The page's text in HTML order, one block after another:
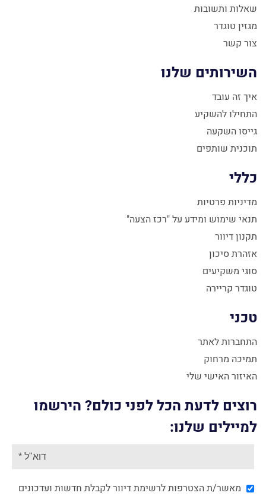
שאלות ותשובות
מגזין טוגדר
צור קשר
השירותים שלנו
איך זה עובד
התחילו להשקיע
גייסו השקעה
תוכנית שותפים
כללי
מדיניות פרטיות
תנאי שימוש ומידע על "רכז הצעה"
תקנון דיוור
אזהרת סיכון
סוגי משקיעים
טוגדר קריירה
טכני
התחברות לאתר
תמיכה מרחוק
האיזור האישי שלי
רוצים לדעת הכל לפני כולם? הירשמו
למיילים שלנו:
מאשר/ת הצטרפות לרשימת דיוור לקבלת חדשות ועדכונים